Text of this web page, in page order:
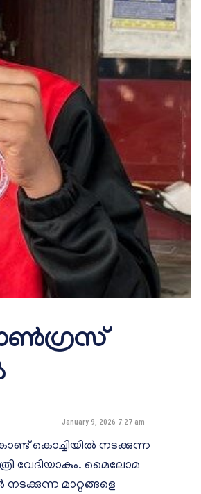
January 9, 2026 7:27 am
കൊച്ചിയിൽ നടക്കുന്ന
വേദിയാകും. മൈലോമ
മാറ്റങ്ങളെ